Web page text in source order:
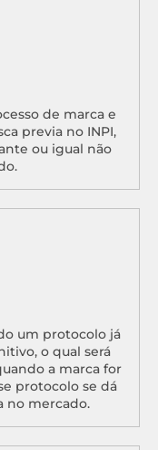
de marca e
previa no INPI,
ou igual não
um protocolo já
o qual será
a marca for
protocolo se dá
no mercado.